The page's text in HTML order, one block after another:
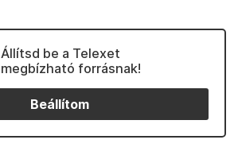
Állítsd be a Telexet
megbízható forrásnak!
Beállítom